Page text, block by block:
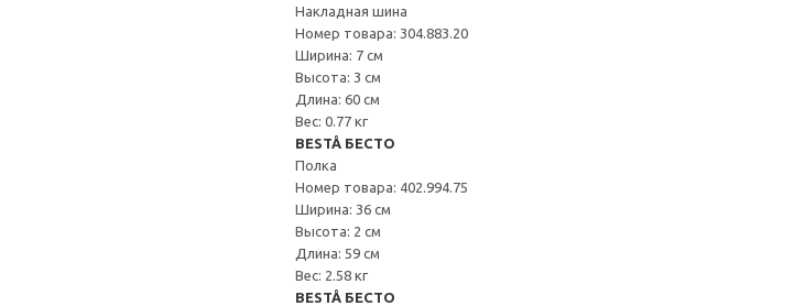
Накладная шина
Номер товара: 304.883.20
Ширина: 7 см
Высота: 3 см
Длина: 60 см
Вес: 0.77 кг
BESTÅ БЕСТО
Полка
Номер товара: 402.994.75
Ширина: 36 см
Высота: 2 см
Длина: 59 см
Вес: 2.58 кг
BESTÅ БЕСТО